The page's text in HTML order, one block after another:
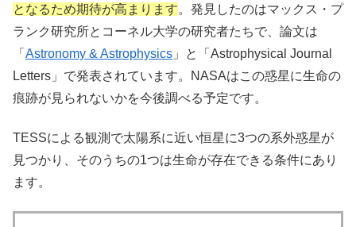
となるため期待が高まります。発見したのはマックス・プ
ランク研究所とコーネル大学の研究者たちで、論文は
「 Astronomy & Astrophysics 」と「Astrophysical Journal
Letters」で発表されています。NASAはこの惑星に生命の
痕跡が見られないかを今後調べる予定です。
TESSによる観測で太陽系に近い恒星に3つの系外惑星が
見つかり、そのうちの1つは生命が存在できる条件にあり
ます。